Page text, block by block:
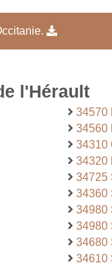
l'Hérault
34570
34560
34310
34320
34725
34360
34980
34980
34680
34610